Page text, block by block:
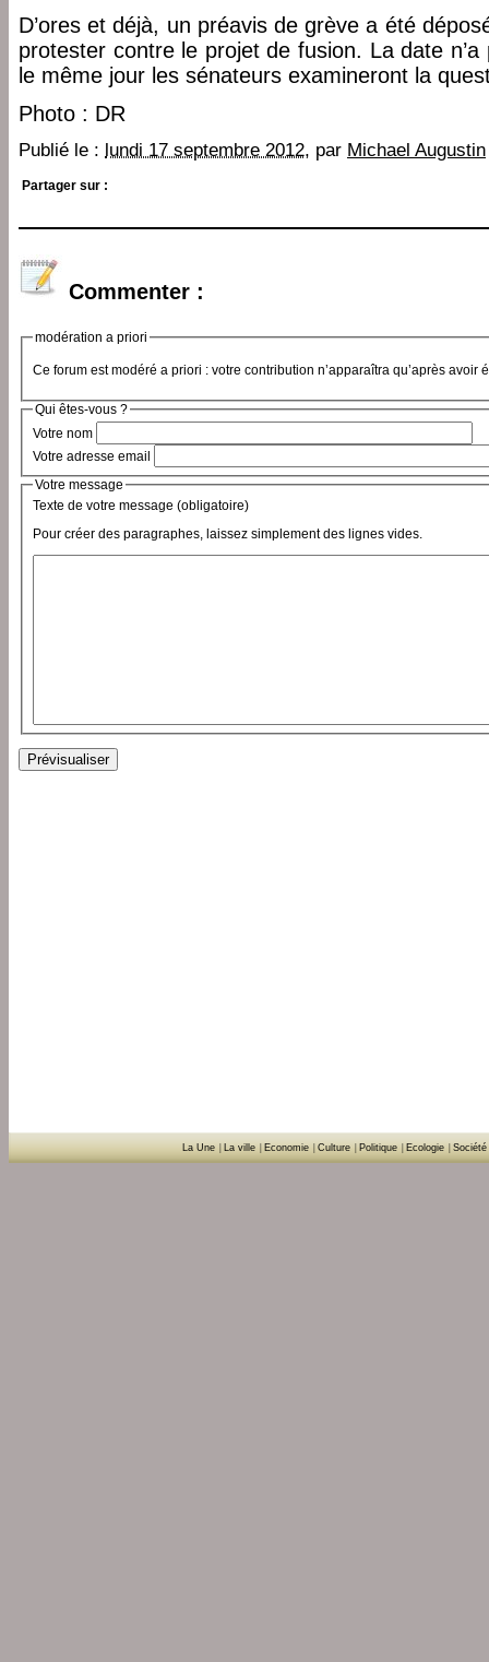
D’ores et déjà, un préavis de grève a été
protester contre le projet de fusion. La date
le même jour les sénateurs examineront la
Photo : DR
Publié le : lundi 17 septembre 2012, par Michael Augustin
Partager sur :
Commenter :
modération a priori
Ce forum est modéré a priori : votre contribution n’apparaîtra qu’après avoir
Qui êtes-vous ?
Votre nom
Votre adresse email
Votre message
Texte de votre message (obligatoire)
Pour créer des paragraphes, laissez simplement des lignes vides.
La Une La ville Economie Culture Politique Ecologie Société